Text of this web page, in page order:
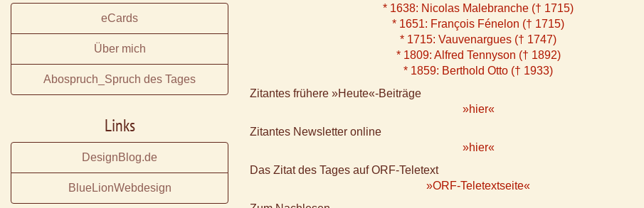
* 1638: Nicolas Malebranche († 1715)
* 1651: François Fénelon († 1715)
* 1715: Vauvenargues († 1747)
* 1809: Alfred Tennyson († 1892)
* 1859: Berthold Otto († 1933)
Zitantes frühere »Heute«-Beiträge
»hier«
Zitantes Newsletter online
»hier«
Das Zitat des Tages auf ORF-Teletext
»ORF-Teletextseite«
eCards
Über mich
Abospruch_Spruch des Tages
Links
DesignBlog.de
BlueLionWebdesign